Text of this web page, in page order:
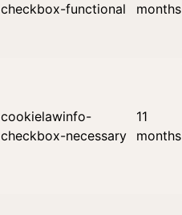
checkbox-functional
months
cookielawinfo-
checkbox-necessary
11
months